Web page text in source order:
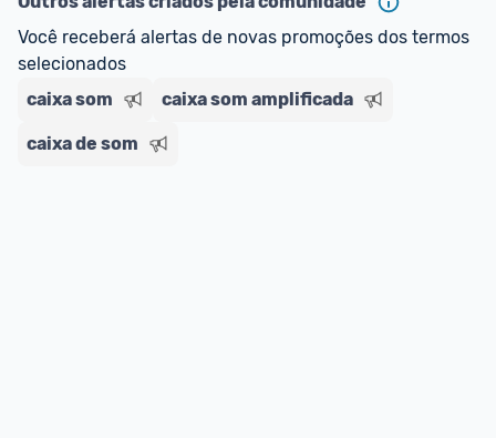
Você receberá alertas de novas promoções dos termos
selecionados
caixa som
caixa som amplificada
caixa de som